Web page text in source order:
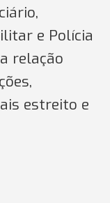
e Polícia
relação
estreito e